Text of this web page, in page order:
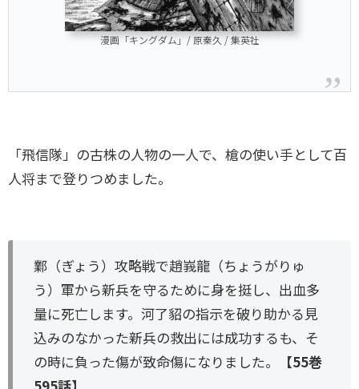
漫画「キングダム」/ 原秦久 / 集英社
「飛信隊」の古株の人物の一人で、槍の使い手として百
人将まで登りつめました。
鄴（ぎょう）攻略戦で趙峩龍（ちょうがりゅ
う）軍から新兵を守るために身を挺し、出血多
量に死亡します。河了貂の指示を破り助かる見
込みのなかった新兵の救出には成功するも、そ
の時に負った傷が致命傷になりました。
【55巻